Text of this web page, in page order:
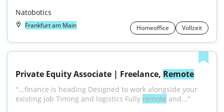
Natobotics
Frankfurt am Main Homeoffice Vollzeit
Private Equity Associate | Freelance, Remote
"...finance is heading Designed to work alongside your
existing job Timing and logistics Fully remote and..."